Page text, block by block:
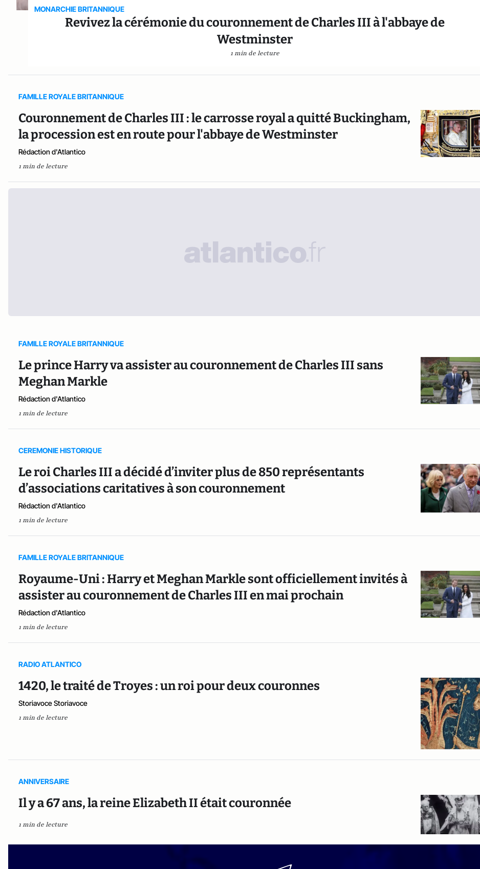
MONARCHIE BRITANNIQUE
Revivez la cérémonie du couronnement de Charles III à l'abbaye de
Westminster
1 min de lecture
FAMILLE ROYALE BRITANNIQUE
Couronnement de Charles III : le carrosse royal a quitté Buckingham,
la procession est en route pour l'abbaye de Westminster
Rédaction d'Atlantico
1 min de lecture
FAMILLE ROYALE BRITANNIQUE
Le prince Harry va assister au couronnement de Charles III sans
Meghan Markle
Rédaction d'Atlantico
1 min de lecture
CEREMONIE HISTORIQUE
Le roi Charles III a décidé d’inviter plus de 850 représentants
d’associations caritatives à son couronnement
Rédaction d'Atlantico
1 min de lecture
FAMILLE ROYALE BRITANNIQUE
Royaume-Uni : Harry et Meghan Markle sont officiellement invités à
assister au couronnement de Charles III en mai prochain
Rédaction d'Atlantico
1 min de lecture
RADIO ATLANTICO
1420, le traité de Troyes : un roi pour deux couronnes
Storiavoce Storiavoce
1 min de lecture
ANNIVERSAIRE
Il y a 67 ans, la reine Elizabeth II était couronnée
1 min de lecture